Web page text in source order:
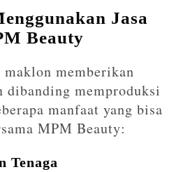
Jasa
Beauty
maklon memberikan
dibanding memproduksi
manfaat yang bisa
MPM Beauty:
Tenaga